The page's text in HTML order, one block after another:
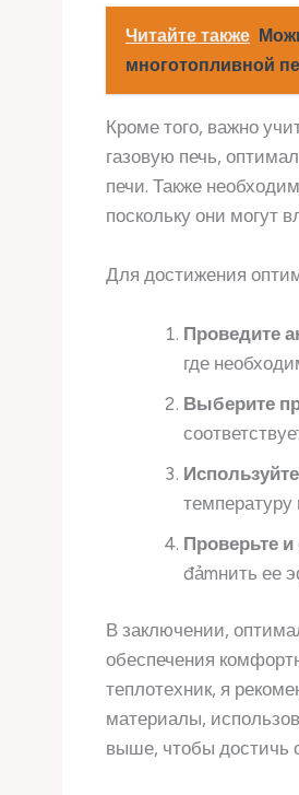
Читайте также
многотопливной
Кроме того, важно
газовую печь,
печи. Также
поскольку они могут
Для достижения
Проведите
где
Выберите
температуру
Проверьте
đảmнить ее
В заключении,
обеспечения
теплотехник, я
материалы,
выше, чтобы достичь